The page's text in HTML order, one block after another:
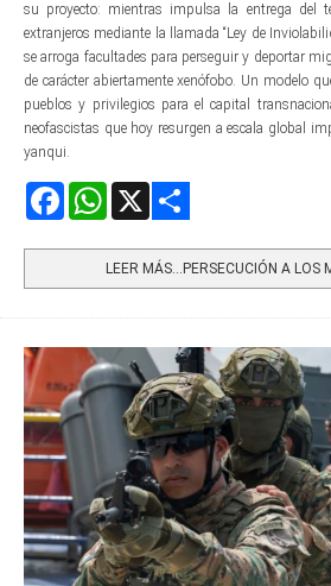
su proyecto: mientras impulsa la entrega del
extranjeros mediante la llamada “Ley de
se arroga facultades para perseguir y deportar
de carácter abiertamente xenófobo. Un modelo
pueblos y privilegios para el capital
neofascistas que hoy resurgen a escala global
yanqui.
FacebookWhatsApp
LEER MÁS…PERSECUCIÓN A LOS